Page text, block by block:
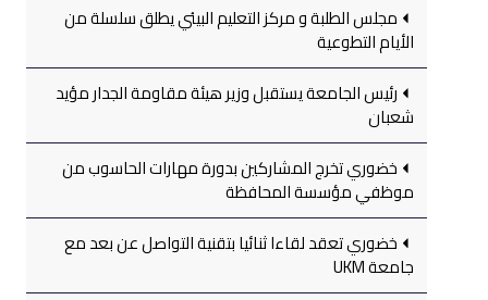
مجلس الطلبة و مركز التعليم البيئي يطلق سلسلة من
الأيام التطوعية
رئيس الجامعة يستقبل وزير هيئة مقاومة الجدار مؤيد
شعبان
خضوري تخرج المشاركين بدورة مهارات الحاسوب من
موظفي مؤسسة المحافظة
خضوري تعقد لقاءا ثنائيا بتقنية التواصل عن بعد مع
جامعة UKM